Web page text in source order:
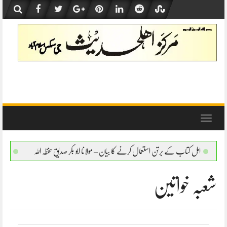
content
Toggle
کتاب کے برتن استعمال کرنے کا بیان – مولانا ابو بکر صدیق حفظہ اللہ اہل کتاب کے برتن
شعبہ خواتین